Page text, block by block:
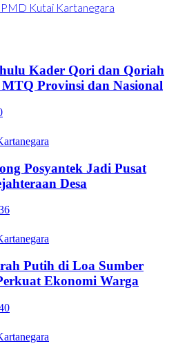
Kutai Kartanegara
Kader Qori dan Qoriah
Provinsi dan Nasional
Posyantek Jadi Pusat
Desa
Putih di Loa Sumber
Ekonomi Warga